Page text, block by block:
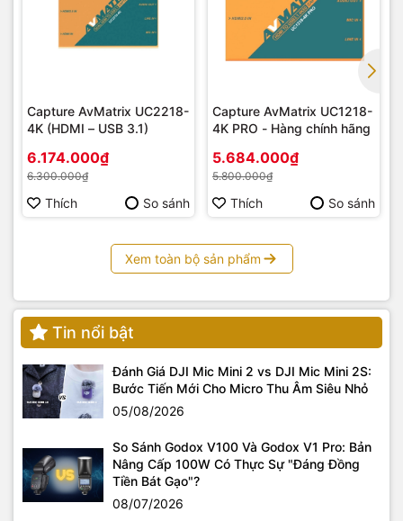
nhất để ghi lại mọi khoảnh khắc, từ phong cảnh rộng lớn
đến các chi tiết nhỏ.
Nhiếp ảnh gia đường phố: Tiêu cự 20mm giúp bạn chụp
được những bối cảnh rộng, trong khi 200mm cho phép
bạn chụp những khoảnh khắc từ xa mà không làm mất tự
Nhiếp ảnh gia chân dung: Dải tiêu cự telephoto giúp tạo
ra những bức ảnh chân dung với phông nền được nén
Những người yêu thích chụp cận cảnh: Khả năng half-
macro cho phép bạn thỏa sức sáng tạo với những chủ
thể nhỏ.
Capture AvMatrix UC2218-
4K (HDMI – USB 3.1)
6.174.000₫
6.300.000₫
Thích So sánh
Capture AvMatrix UC1218-
4K PRO - Hàng chính hãng
5.684.000₫
5.800.000₫
Thích So sánh
Xem toàn bộ sản phẩm
Tin nổi bật
Đánh Giá DJI Mic Mini 2 vs DJI Mic Mini 2S:
Bước Tiến Mới Cho Micro Thu Âm Siêu Nhỏ
05/08/2026
So Sánh Godox V100 Và Godox V1 Pro: Bản
Nâng Cấp 100W Có Thực Sự "Đáng Đồng
Tiền Bát Gạo"?
08/07/2026